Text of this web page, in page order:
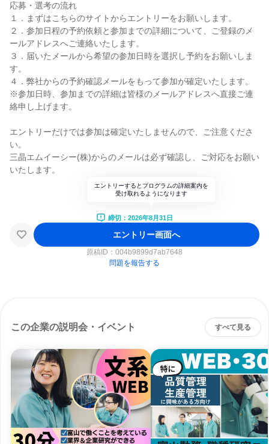
応募・選考の流れ
１．まずはこちらのサイトからエントリーをお願いします。
２．参加日程の予約依頼と参加までの詳細について、ご登録のメ
ールアドレスへご連絡いたします。
３．届いたメールから希望の参加日時を選択し予約をお願いしま
す。
４．弊社からの予約確認メールをもって参加が確定いたします。
※参加日時、参加までの詳細は皆様のメールアドレスへ直接ご連
絡申し上げます。
エントリーだけでは参加は確定いたしませんので、ご注意くださ
い。
三晶エムイーシー(株)からのメールは必ず確認し、ご対応をお願い
いたします。
エントリーするとプログラムの詳細案内を
受け取れるようになります
締切：2026年8月31日
エントリー画面へ
原稿ID： 004b9899d7ab7648
問題を報告する
この企業の説明会・イベント すべて見る